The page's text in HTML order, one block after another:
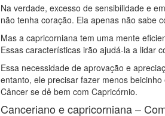
Na verdade, excesso de sensibilidade e
não tenha coração. Ela apenas não sabe
Mas a capricorniana tem uma mente
Essas características irão ajudá-la a lidar
Essa necessidade de aprovação e
entanto, ele precisar fazer menos
Câncer se dê bem com Capricórnio.
Canceriano e capricorniana –